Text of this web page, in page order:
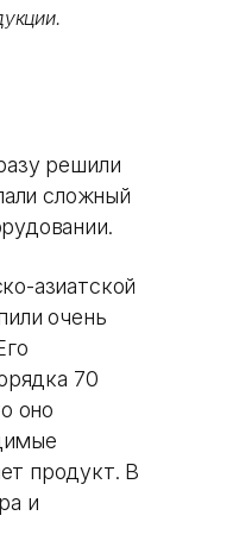
решили
сложный
азиатской
очень
70
оно
продукт. В
и